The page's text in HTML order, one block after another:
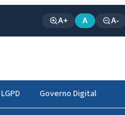
A+ A A-
LGPD Governo Digital